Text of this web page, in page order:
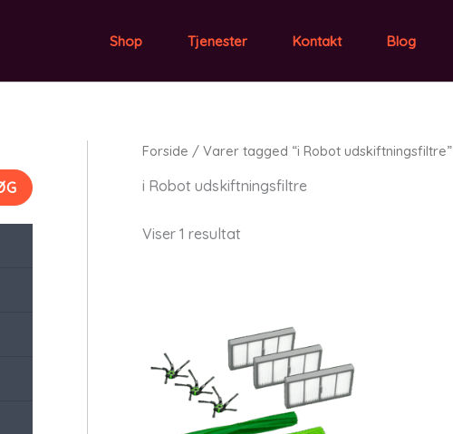
Shop Tjenester Kontakt Blog
Forside / Varer tagged “i Robot udskiftningsfiltre”
i Robot udskiftningsfiltre
Viser 1 resultat